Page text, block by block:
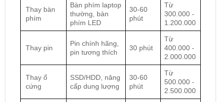
Thay bàn
phím
Bàn phím laptop
thường, bàn
phím LED
30-60
phút
Từ
300.000 -
1.200.000
Thay pin
Pin chính hãng,
pin tương thích
30 phút
Từ
400.000 -
2.000.000
Thay ổ
cứng
SSD/HDD, nâng
cấp dung lượng
30-60
phút
Từ
500.000 -
2.500.000